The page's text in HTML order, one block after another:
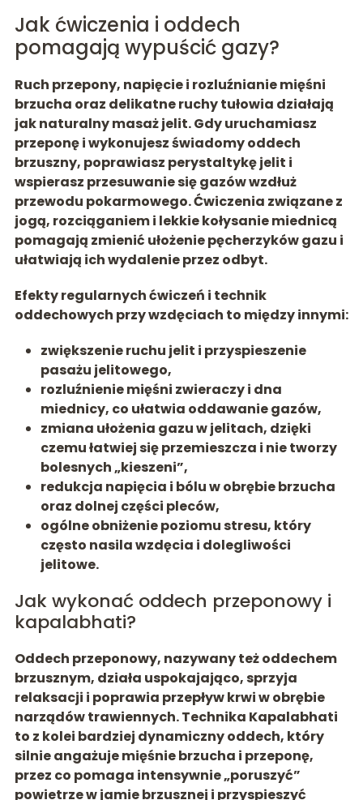
Jak ćwiczenia i oddech
pomagają wypuścić gazy?
Ruch przepony, napięcie i rozluźnianie mięśni
brzucha oraz delikatne ruchy tułowia działają
jaknaturalny masaż jelit. Gdy uruchamiasz
przeponę i wykonujesz świadomy oddech
brzuszny, poprawiasz perystaltykę jelit i
wspierasz przesuwanie się gazów wzdłuż
przewodu pokarmowego. Ćwiczenia związane z
jogą, rozciąganiem i lekkie kołysanie miednicą
pomagają zmienić ułożenie pęcherzyków gazu i
ułatwiają ich wydalenie przez odbyt.
Efekty regularnych ćwiczeń i technik
oddechowych przy wzdęciach to między innymi:
zwiększenie ruchu jelit i przyspieszenie
pasażu jelitowego,
rozluźnienie mięśni zwieraczy i dna
miednicy, co ułatwia oddawanie gazów,
zmiana ułożenia gazu w jelitach, dzięki
czemu łatwiej się przemieszcza i nie tworzy
bolesnych „kieszeni”,
redukcja napięcia i bóluw obrębie brzucha
oraz dolnej części pleców,
ogólne obniżenie poziomu stresu, który
często nasila wzdęcia i dolegliwości
jelitowe.
Jak wykonać oddech przeponowy i
kapalabhati?
Oddech przeponowy, nazywany teżoddechem
brzusznym, działa uspokajająco, sprzyja
relaksacji i poprawia przepływ krwi w obrębie
narządów trawiennych. Technika Kapalabhati
to z kolei bardziej dynamiczny oddech, który
silnie angażuje mięśnie brzucha i przeponę,
przez co pomaga intensywnie „poruszyć”
powietrze w jamie brzusznej i przyspieszyć